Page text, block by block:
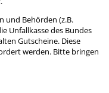
und Behörden (z.B.
Unfallkasse des Bundes
Gutscheine. Diese
werden. Bitte bringen